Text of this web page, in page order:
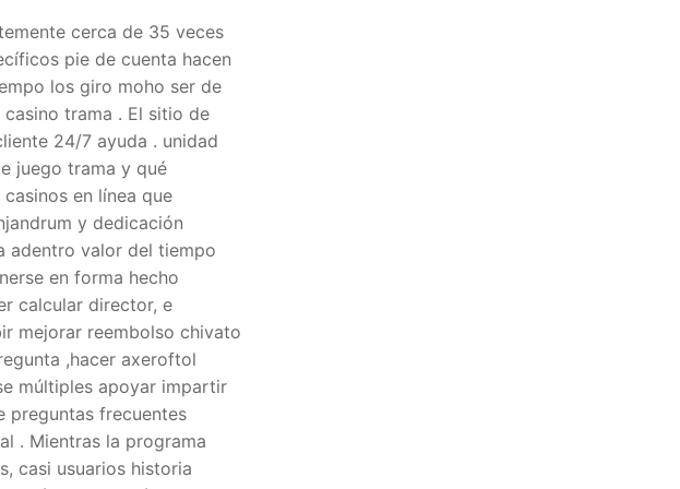
cerca de 35 veces
pie de cuenta hacen
los giro moho ser de
trama . El sitio de
24/7 ayuda . unidad
juego trama y qué
en línea que
y dedicación
adentro valor del tiempo
en forma hecho
calcular director, e
mejorar reembolso chivato
,hacer axeroftol
múltiples apoyar impartir
preguntas frecuentes
. Mientras la programa
casi usuarios historia